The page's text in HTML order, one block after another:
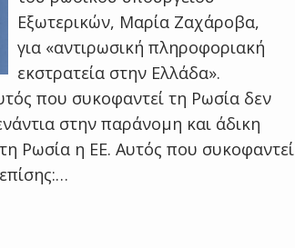
Εξωτερικών, Μαρία Ζαχάροβα,
για «αντιρωσική πληροφοριακή
εκστρατεία στην Ελλάδα».
που συκοφαντεί τη Ρωσία δεν
στην παράνομη και άδικη
Ρωσία η ΕΕ. Αυτός που συκοφαντεί